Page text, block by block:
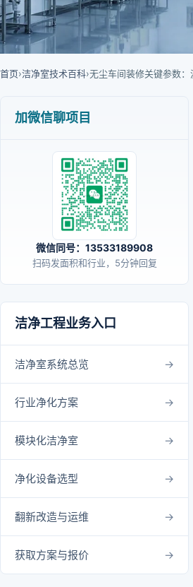
首页›洁净室技术百科›无尘车间装修关键参数
加微信聊项目
微信同号：13533189908
扫码发面积和行业，5分钟回复
洁净工程业务入口
洁净室系统总览
行业净化方案
模块化洁净室
净化设备选型
翻新改造与运维
获取方案与报价